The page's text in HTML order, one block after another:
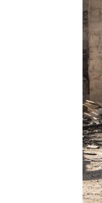
КРЫМ.НЕПОКОРЕННЫЙ
УКРАИНСКАЯ ПРОБЛЕМА